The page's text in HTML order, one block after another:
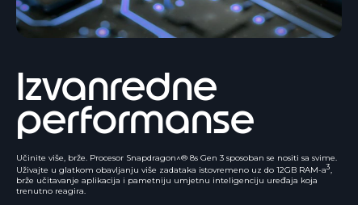
Izvanredne
performanse
Učinite više, brže. Procesor Snapdragon^® 8s Gen 3 sposoban se nositi sa svime.
Uživajte u glatkom obavljanju više zadataka istovremeno uz do 12GB RAM-a3,
brže učitavanje aplikacija i pametniju umjetnu inteligenciju uređaja koja
trenutno reagira.